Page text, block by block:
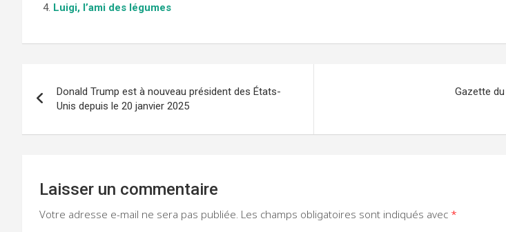
Luigi, l’ami des légumes
de
l’article
Donald Trump est à nouveau président des États-
Unis depuis le 20 janvier 2025
Gazette
Laisser un commentaire
Votre adresse e-mail ne sera pas publiée. Les champs obligatoires sont indiqués avec *